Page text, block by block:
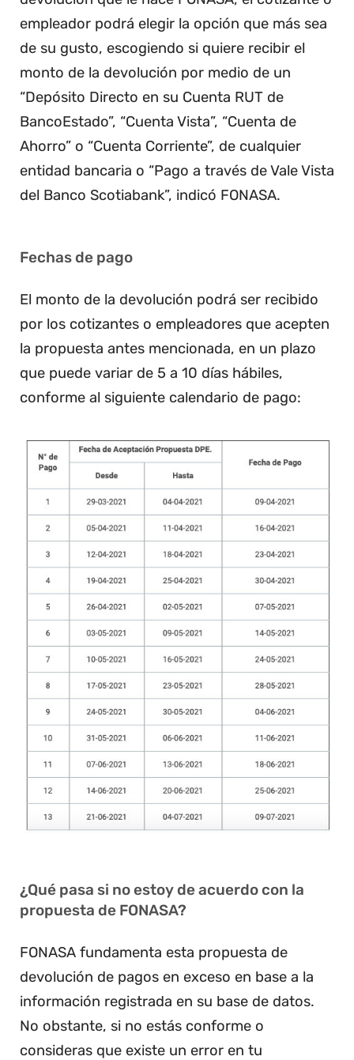
empleador podrá elegir la opción que más sea
de su gusto, escogiendo si quiere recibir el
monto de la devolución por medio de un
“Depósito Directo en su Cuenta RUT de
BancoEstado”, “Cuenta Vista”, “Cuenta de
Ahorro” o “Cuenta Corriente”, de cualquier
entidad bancaria o “Pago a través de Vale Vista
del Banco Scotiabank”, indicó FONASA.
Fechas de pago
El monto de la devolución podrá ser recibido
por los cotizantes o empleadores que acepten
la propuesta antes mencionada, en un plazo
que puede variar de 5 a 10 días hábiles,
conforme al siguiente calendario de pago:
¿Qué pasa si no estoy de acuerdo con la
propuesta de FONASA?
FONASA fundamenta esta propuesta de
devolución de pagos en exceso en base a la
información registrada en su base de datos.
No obstante, si no estás conforme o
consideras que existe un error en tu